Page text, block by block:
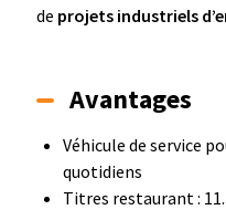
de projets industriels
Avantages
Véhicule de service
quotidiens
Titres restaurant :